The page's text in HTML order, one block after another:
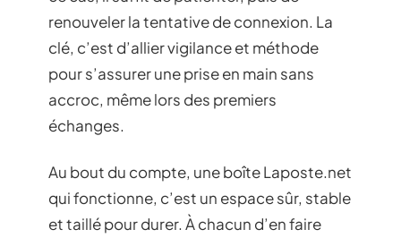
renouveler la tentative de connexion. La
clé, c’est d’allier vigilance et méthode
pour s’assurer une prise en main sans
accroc, même lors des premiers
échanges.
Au bout du compte, une boîte Laposte.net
qui fonctionne, c’est un espace sûr, stable
et taillé pour durer. À chacun d’en faire